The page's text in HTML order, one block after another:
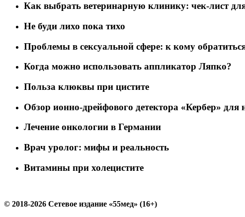
Как выбрать ветеринарную клинику: чек-лист
Не буди лихо пока тихо
Проблемы в сексуальной сфере: к кому
Когда можно использовать аппликатор Ляпко?
Польза клюквы при цистите
Обзор ионно-дрейфового детектора «Кербер»
Лечение онкологии в Германии
Врач уролог: мифы и реальность
Витамины при холецистите
© 2018-2026 Сетевое издание «55мед» (16+)